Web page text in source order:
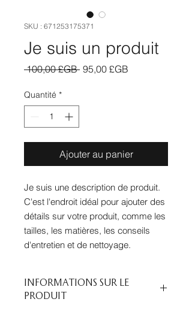
SKU : 671253175371
Je suis un produit
100,00 £GB Prix
95,00 £GB
Quantité *
Ajouter au panier
Je suis une description de produit.
C'est l'endroit idéal pour ajouter des
détails sur votre produit, comme les
tailles, les matières, les conseils
d'entretien et de nettoyage.
INFORMATIONS SUR LE
PRODUIT